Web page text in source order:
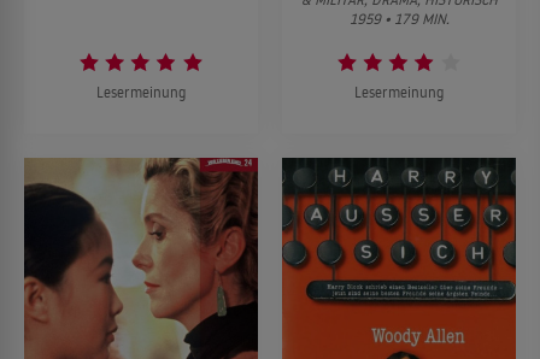
Lesermeinung
1959 • 179 MIN.
Lesermeinung